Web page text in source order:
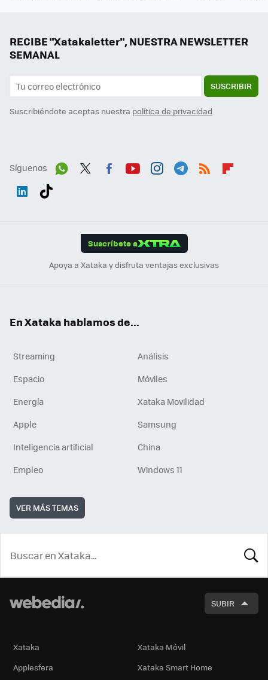
RECIBE "Xatakaletter", NUESTRA NEWSLETTER
SEMANAL
SUSCRIBIR
Suscribiéndote aceptas nuestra política de privacidad
Síguenos
Suscríbete a
Apoya a Xataka y disfruta ventajas exclusivas
En Xataka hablamos de...
Streaming
Análisis
Espacio
Móviles
Energía
Xataka Movilidad
Apple
Samsung
Inteligencia artificial
China
Empleo
Windows 11
VER MÁS TEMAS
SUBIR
Xataka
Xataka Móvil
Applesfera
Xataka Smart Home